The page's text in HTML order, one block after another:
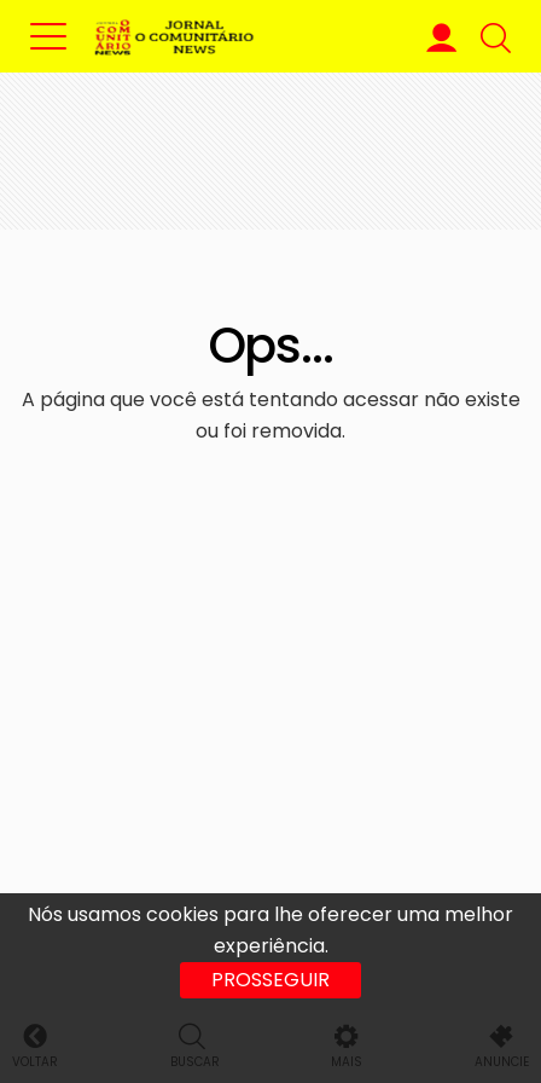
Nós usamos cookies para lhe oferecer uma melhor
experiência.
PROSSEGUIR
Ops...
A página que você está tentando acessar não existe
ou foi removida.
VOLTAR BUSCAR MAIS ANUNCIE